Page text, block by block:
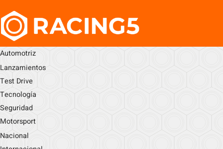
Automotriz
Lanzamientos
Test Drive
Tecnología
Seguridad
Motorsport
Nacional